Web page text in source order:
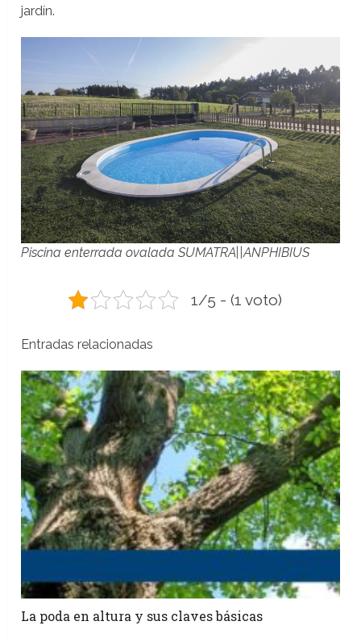
jardín.
Piscina enterrada ovalada SUMATRA||ANPHIBIUS
1/5 - (1 voto)
Entradas relacionadas
La poda en altura y sus claves básicas